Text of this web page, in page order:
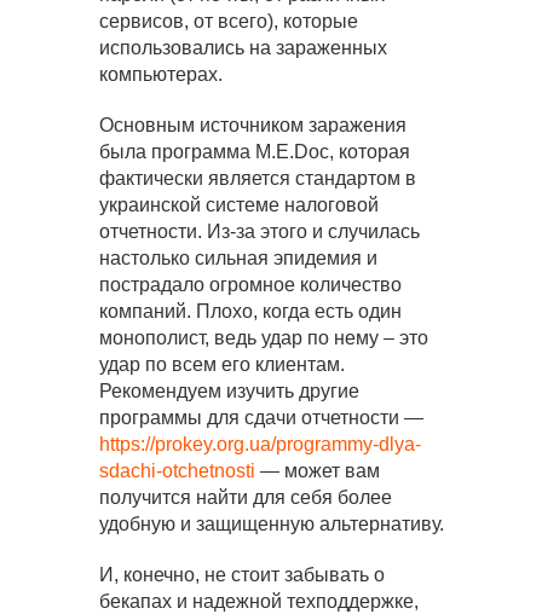
сервисов, от всего), которые
использовались на зараженных
компьютерах.
Основным источником заражения
была программа M.E.Doc, которая
фактически является стандартом в
украинской системе налоговой
отчетности. Из-за этого и случилась
настолько сильная эпидемия и
пострадало огромное количество
компаний. Плохо, когда есть один
монополист, ведь удар по нему – это
удар по всем его клиентам.
Рекомендуем изучить другие
программы для сдачи отчетности —
https://prokey.org.ua/programmy-dlya-
sdachi-otchetnosti — может вам
получится найти для себя более
удобную и защищенную альтернативу.
И, конечно, не стоит забывать о
бекапах и надежной техподдержке,